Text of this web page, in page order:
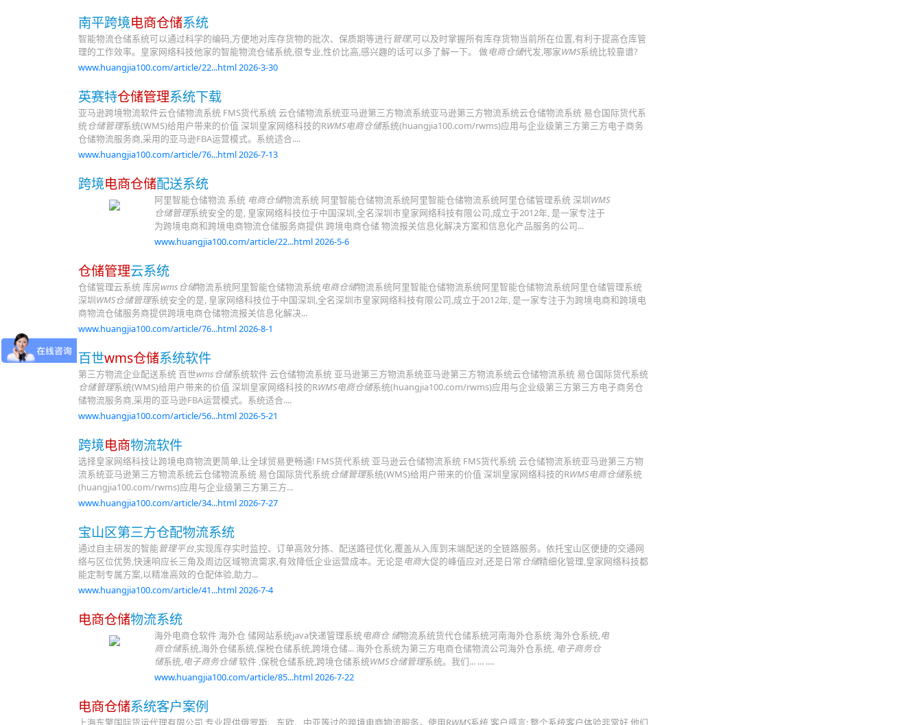
南平跨境电商仓储系统
智能物流仓储系统可以通过科学的编码,方便地对库存货物的批次、保质期等进行管理,可以及时掌握所有库存货物当前所在位置,有利于提高仓库管
理的工作效率。皇家网络科技他家的智能物流仓储系统,很专业,性价比高,感兴趣的话可以多了解一下。 做电商仓储代发,哪家WMS系统比较靠谱?
www.huangjia100.com/article/22...html 2026-3-30
英赛特仓储管理系统下载
亚马逊跨境物流软件云仓储物流系统 FMS货代系统 云仓储物流系统亚马逊第三方物流系统亚马逊第三方物流系统云仓储物流系统 易仓国际货代系
统仓储管理系统(WMS)给用户带来的价值 深圳皇家网络科技的RWMS电商仓储系统(huangjia100.com/rwms)应用与企业级第三方第三方电子商务
仓储物流服务商,采用的亚马逊FBA运营模式。系统适合....
www.huangjia100.com/article/76...html 2026-7-13
跨境电商仓储配送系统
阿里智能仓储物流 系统 电商仓储物流系统 阿里智能仓储物流系统阿里智能仓储物流系统阿里仓储管理系统 深圳WMS
仓储管理系统安全的是, 皇家网络科技位于中国深圳,全名深圳市皇家网络科技有限公司,成立于2012年, 是一家专注于
为跨境电商和跨境电商物流仓储服务商提供 跨境电商仓储 物流报关信息化解决方案和信息化产品服务的公司...
www.huangjia100.com/article/22...html 2026-5-6
仓储管理云系统
仓储管理云系统 库房wms仓储物流系统阿里智能仓储物流系统电商仓储物流系统阿里智能仓储物流系统阿里智能仓储物流系统阿里仓储管理系统
深圳WMS仓储管理系统安全的是, 皇家网络科技位于中国深圳,全名深圳市皇家网络科技有限公司,成立于2012年, 是一家专注于为跨境电商和跨境电
商物流仓储服务商提供跨境电商仓储物流报关信息化解决...
www.huangjia100.com/article/76...html 2026-8-1
百世wms仓储系统软件
第三方物流企业配送系统 百世wms仓储系统软件 云仓储物流系统 亚马逊第三方物流系统亚马逊第三方物流系统云仓储物流系统 易仓国际货代系统
仓储管理系统(WMS)给用户带来的价值 深圳皇家网络科技的RWMS电商仓储系统(huangjia100.com/rwms)应用与企业级第三方第三方电子商务仓
储物流服务商,采用的亚马逊FBA运营模式。系统适合....
www.huangjia100.com/article/56...html 2026-5-21
跨境电商物流软件
选择皇家网络科技让跨境电商物流更简单,让全球贸易更畅通! FMS货代系统 亚马逊云仓储物流系统 FMS货代系统 云仓储物流系统亚马逊第三方物
流系统亚马逊第三方物流系统云仓储物流系统 易仓国际货代系统仓储管理系统(WMS)给用户带来的价值 深圳皇家网络科技的RWMS电商仓储系统
(huangjia100.com/rwms)应用与企业级第三方第三方...
www.huangjia100.com/article/34...html 2026-7-27
宝山区第三方仓配物流系统
通过自主研发的智能管理平台,实现库存实时监控、订单高效分拣、配送路径优化,覆盖从入库到末端配送的全链路服务。依托宝山区便捷的交通网
络与区位优势,快速响应长三角及周边区域物流需求,有效降低企业运营成本。无论是电商大促的峰值应对,还是日常仓储精细化管理,皇家网络科技都
能定制专属方案,以精准高效的仓配体验,助力...
www.huangjia100.com/article/41...html 2026-7-4
电商仓储物流系统
海外电商仓软件 海外仓 储网站系统java快递管理系统电商仓 储物流系统货代仓储系统河南海外仓系统 海外仓系统,电
商仓储系统,海外仓储系统,保税仓储系统,跨境仓储... 海外仓系统为第三方电商仓储物流公司海外仓系统, 电子商务仓
储系统,电子商务仓储软件 ,保税仓储系统,跨境仓储系统WMS仓储管理系统。我们... ... ....
www.huangjia100.com/article/85...html 2026-7-22
电商仓储系统客户案例
上海东擎国际货运代理有限公司,专业提供俄罗斯、东欧、中亚等过的跨境电商物流服务。使用RWMS系统 客户感言: 整个系统客户体验非常好,他们